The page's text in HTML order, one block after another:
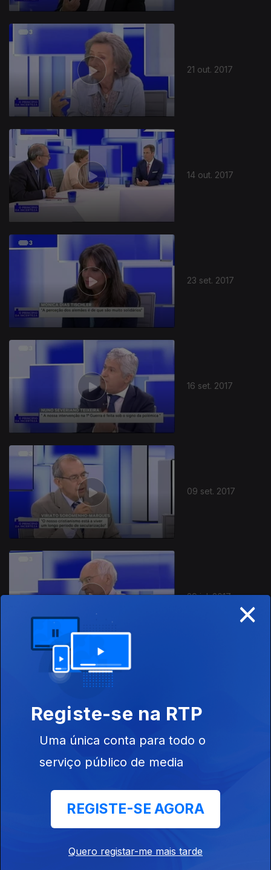
21 out. 2017
14 out. 2017
23 set. 2017
307514
16 set. 2017
09 set. 2017
29 jul. 2017
15 jul. 2017
×
Registe-se na RTP
Uma única conta para todo o
serviço público de media
REGISTE-SE AGORA
Quero registar-me mais tarde